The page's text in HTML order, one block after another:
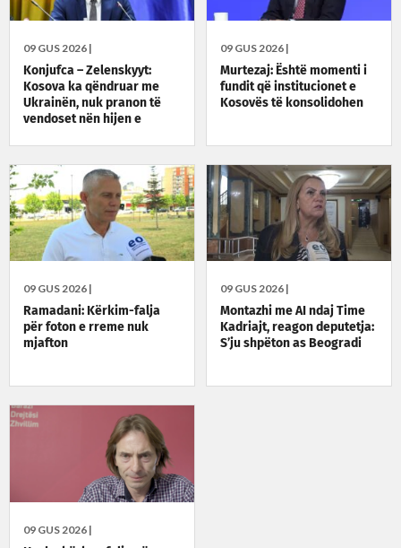
09 GUS 2026 |
Konjufca – Zelenskyyt:
Kosova ka qëndruar me
Ukrainën, nuk pranon të
vendoset nën hijen e
09 GUS 2026 |
Murtezaj: Është momenti i
fundit që institucionet e
Kosovës të konsolidohen
09 GUS 2026 |
Ramadani: Kërkim-falja
për foton e rreme nuk
mjafton
09 GUS 2026 |
Montazhi me AI ndaj Time
Kadriajt, reagon deputetja:
S’ju shpëton as Beogradi
09 GUS 2026 |